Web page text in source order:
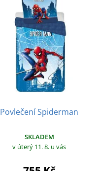
Povlečení Spiderman
SKLADEM
v úterý 11. 8. u vás